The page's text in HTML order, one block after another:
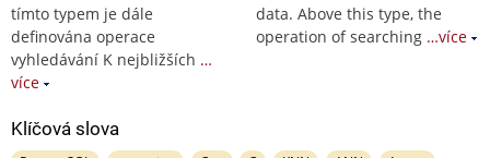
tímto typem je dále
definována operace
vyhledávání K nejbližších …
více
data. Above this type, the
operation of searching …více
Klíčová slova